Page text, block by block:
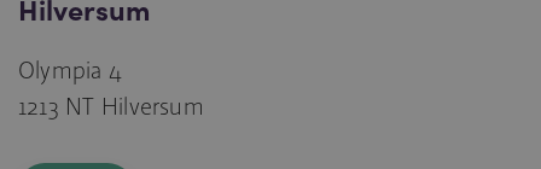
Hilversum
Olympia 4
1213 NT Hilversum